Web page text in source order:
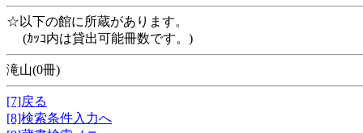
☆以下の館に所蔵があります。
(ｶｯｺ内は貸出可能冊数です。)
滝山(0冊)
[7]戻る
[8]検索条件入力へ